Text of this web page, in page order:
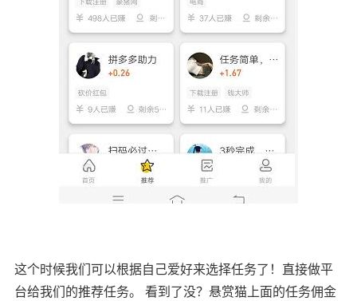
这个时候我们可以根据自己爱好来选择任务了！直接做平
台给我们的推荐任务。 看到了没？悬赏猫上面的任务佣金